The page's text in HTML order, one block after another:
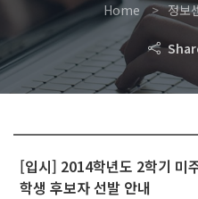
Home 정보
[입시] 2014학년도 2학기 미
학생 후보자 선발 안내